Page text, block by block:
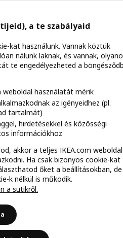
tag
tagja, hogy
semmi
Elállás
IKEA
IKEA
a te szabályaid
kat használunk. Vannak köztük
nálunk laknak, és vannak,
te engedélyezheted a
weboldal használatát mérik
az igényeidhez (pl.
tartalmát)
hirdetésekkel és közösségi
információkhoz
akkor a teljes IKEA.com
Ha csak bizonyos cookie-kat
őket a beállításokban, de
k nélkül is működik.
a sütikről.